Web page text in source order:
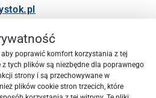
poprawić komfort korzystania z tej
tych plików są niezbędne dla poprawnego
strony i są przechowywane w
plików cookie stron trzecich, które